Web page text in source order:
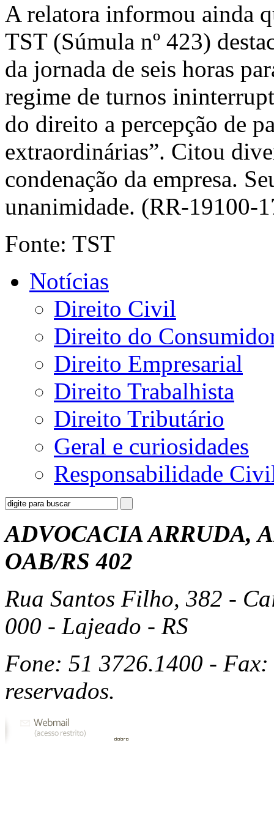
A relatora informou ainda
TST (Súmula nº 423)
da jornada de seis horas
regime de turnos
do direito a percepção de
extraordinárias”. Citou
condenação da empresa.
unanimidade. (RR-19100-
Fonte: TST
Notícias
Direito Civil
Direito do
Direito Empresarial
Direito Trabalhista
Direito Tributário
Geral e curiosidades
Responsabilidade
ADVOCACIA ARRUDA,
OAB/RS 402
Rua Santos Filho, 382 -
000 - Lajeado - RS
Fone: 51 3726.1400 -
reservados.